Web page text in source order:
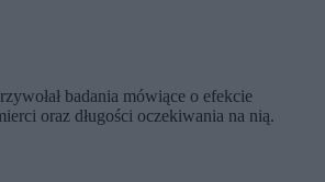
badania mówiące o efekcie
oraz długości oczekiwania na nią.